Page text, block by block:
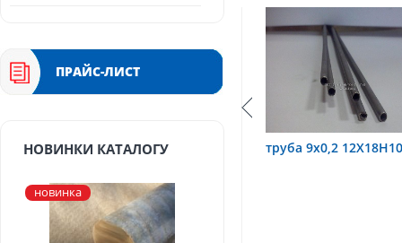
12Х18Н10Т труба 9х0,2 12Х18Н10Т труба
ПРАЙС-ЛИСТ
НОВИНКИ КАТАЛОГУ
новинка